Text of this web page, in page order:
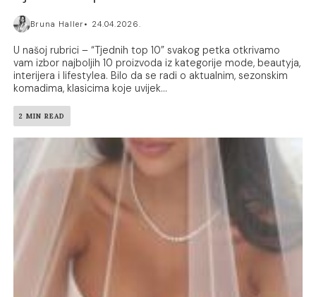
Bruna Haller 24.04.2026.
U našoj rubrici – “Tjednih top 10” svakog petka otkrivamo
vam izbor najboljih 10 proizvoda iz kategorije mode, beautyja,
interijera i lifestylea. Bilo da se radi o aktualnim, sezonskim
komadima, klasicima koje uvijek...
2 MIN READ